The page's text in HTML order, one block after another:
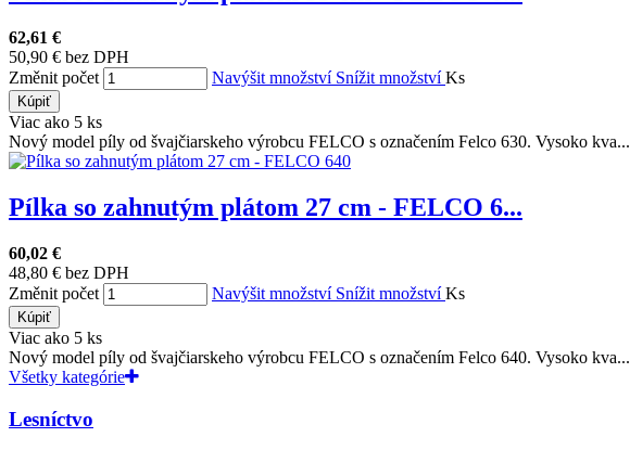
62,61 €
50,90 € bez DPH
Změnit počet
Navýšit množství Snížit množstvíKs
Kúpiť
Viac ako 5 ks
Nový model píly od švajčiarskeho výrobcu FELCO s označením Felco 630. Vysoko kva...
Pílka so zahnutým plátom 27 cm - FELCO 6...
60,02 €
48,80 € bez DPH
Změnit počet
Navýšit množství Snížit množstvíKs
Kúpiť
Viac ako 5 ks
Nový model píly od švajčiarskeho výrobcu FELCO s označením Felco 640. Vysoko kva...
Všetky kategórie
Lesníctvo